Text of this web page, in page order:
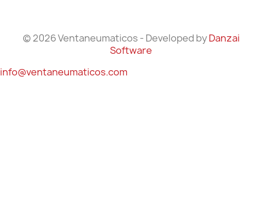
© 2026 Ventaneumaticos - Developed byDanzai
Software
info@ventaneumaticos.com